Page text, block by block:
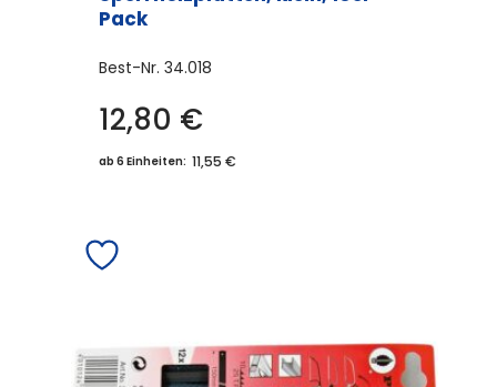
Pack
Best-Nr. 34.018
12,80 €
ab 6 Einheiten: 11,55 €